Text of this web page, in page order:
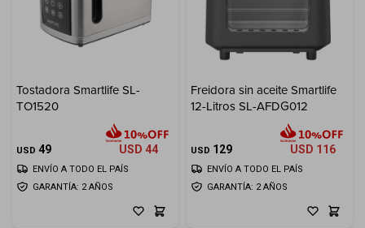
Tostadora Smartlife SL-
TO1520
USD 49 USD 44
GARANTÍA: 2 AÑOS
ENVÍO A TODO EL PAÍS
Freidora sin aceite Smartlife
12-Litros SL-AFDG012
USD 129 USD 116
GARANTÍA: 2 AÑOS
ENVÍO A TODO EL PAÍS
TV y Audio